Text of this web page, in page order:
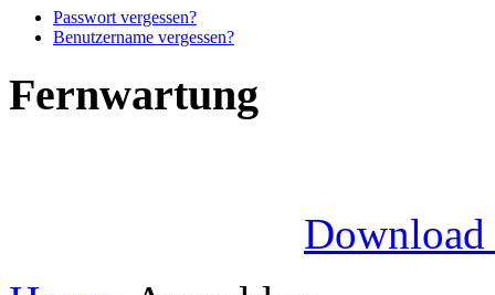
Passwort vergessen?
Benutzername vergessen?
Fernwartung
Download